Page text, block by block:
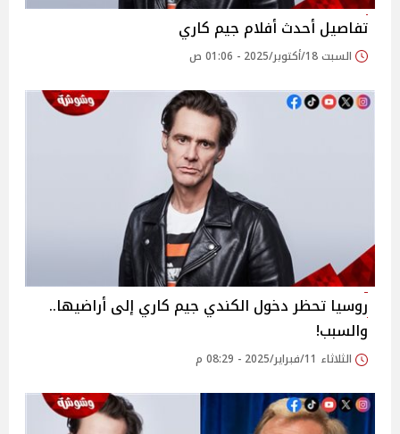
تفاصيل أحدث أفلام جيم كاري
السبت 18/أكتوبر/2025 - 01:06 ص
روسيا تحظر دخول الكندي جيم كاري إلى أراضيها..
والسبب!
الثلاثاء 11/فبراير/2025 - 08:29 م